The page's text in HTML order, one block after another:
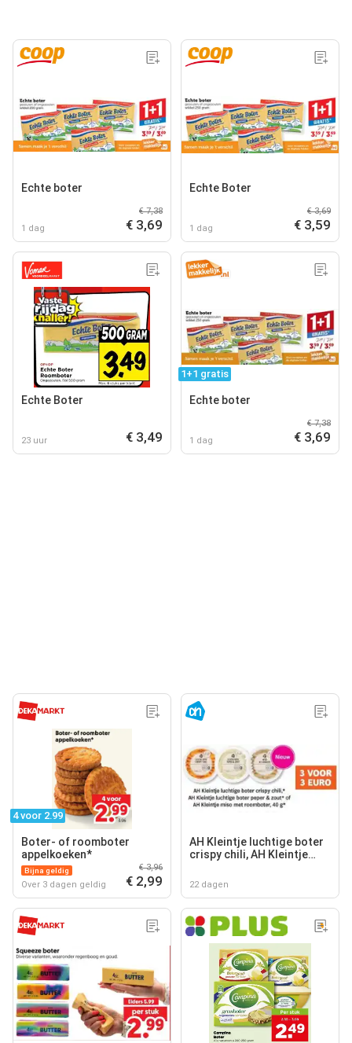
Echte boter
1 dag
€ 7,38
€ 3,69
Echte Boter
1 dag
€ 3,69
€ 3,59
Echte Boter
23 uur € 3,49
1+1 gratis
Echte boter
1 dag
€ 7,38
€ 3,69
4 voor 2.99
Boter- of roomboter
appelkoeken*
Bijna geldig
Over 3 dagen geldig
€ 3,96
€ 2,99
AH Kleintje luchtige boter
crispy chili, AH Kleintje
zout of AH Kleintje miso
met roomboter
22 dagen